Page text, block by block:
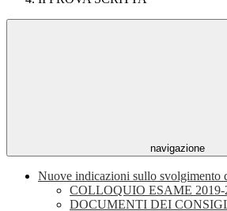
navigazione
Nuove indicazioni sullo svolgimento
COLLOQUIO ESAME 2019-
DOCUMENTI DEI